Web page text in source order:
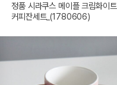
정품 시라쿠스 메이플 크림화이트
커피잔세트_(1780606)